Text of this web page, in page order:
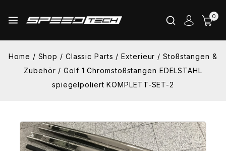
0
Home / Shop / Classic Parts / Exterieur / Stoßstangen &
Zubehör / Golf 1 Chromstoßstangen EDELSTAHL
spiegelpoliert KOMPLETT-SET-2